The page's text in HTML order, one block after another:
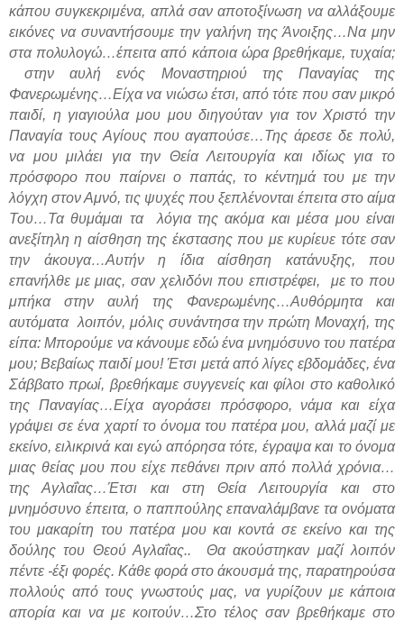
κάπου συγκεκριμένα, απλά σαν αποτοξίνωση να αλλάξουμε
εικόνες να συναντήσουμε την γαλήνη της Άνοιξης…Να μην
στα πολυλογώ…έπειτα από κάποια ώρα βρεθήκαμε, τυχαία;
στην αυλή ενός Μοναστηριού της Παναγίας της
Φανερωμένης…Είχα να νιώσω έτσι, από τότε που σαν μικρό
παιδί, η γιαγιούλα μου μου διηγούταν για τον Χριστό την
Παναγία τους Αγίους που αγαπούσε…Της άρεσε δε πολύ,
να μου μιλάει για την Θεία Λειτουργία και ιδίως για το
πρόσφορο που παίρνει ο παπάς, το κέντημά του με την
λόγχη στον Αμνό, τις ψυχές που ξεπλένονται έπειτα στο αίμα
Του…Τα θυμάμαι τα
λόγια της ακόμα και μέσα μου είναι
ανεξίτηλη η αίσθηση της έκστασης που με κυρίευε τότε σαν
την άκουγα…Αυτήν η ίδια αίσθηση κατάνυξης, που
επανήλθε με μιας, σαν χελιδόνι που επιστρέφει,
με το που
μπήκα στην αυλή της Φανερωμένης…Αυθόρμητα και
αυτόματα λοιπόν, μόλις συνάντησα την πρώτη Μοναχή, της
είπα: Μπορούμε να κάνουμε εδώ ένα μνημόσυνο του πατέρα
μου; Βεβαίως παιδί μου! Έτσι μετά από λίγες εβδομάδες, ένα
Σάββατο πρωί, βρεθήκαμε συγγενείς και φίλοι στο καθολικό
της Παναγίας…Είχα αγοράσει πρόσφορο, νάμα και είχα
γράψει σε ένα χαρτί το όνομα του πατέρα μου, αλλά μαζί με
εκείνο, ειλικρινά και εγώ απόρησα τότε, έγραψα και το όνομα
μιας θείας μου που είχε πεθάνει πριν από πολλά χρόνια…
της Αγλαΐας…Έτσι και στη Θεία Λειτουργία και στο
μνημόσυνο έπειτα, ο παππούλης επαναλάμβανε τα ονόματα
του μακαρίτη του πατέρα μου και κοντά σε εκείνο και της
δούλης του Θεού Αγλαΐας..
Θα ακούστηκαν μαζί λοιπόν
πέντε -έξι φορές. Κάθε φορά στο άκουσμά της, παρατηρούσα
πολλούς από τους γνωστούς μας, να γυρίζουν με κάποια
απορία και να με κοιτούν…Στο τέλος σαν βρεθήκαμε στο